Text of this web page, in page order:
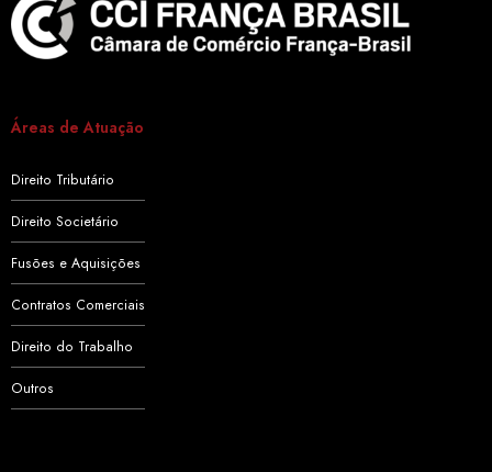
Áreas de Atuação
Direito Tributário
Direito Societário
Fusões e Aquisições
Contratos Comerciais
Direito do Trabalho
Outros